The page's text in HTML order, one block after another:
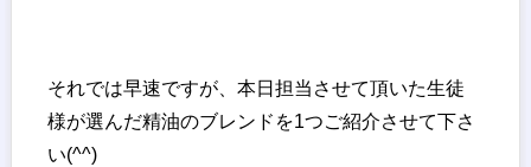
それでは早速ですが、本日担当させて頂いた生徒
様が選んだ精油のブレンドを1つご紹介させて下さ
い(^^)